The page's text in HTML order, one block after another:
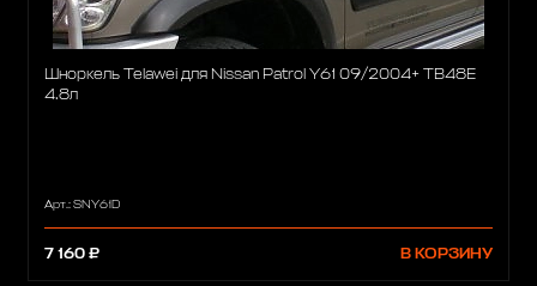
Шноркель Telawei для Nissan Patrol Y61 09/2004+ TB48E
4.8л
Арт.: SNY61D
7 160 ₽ В КОРЗИНУ